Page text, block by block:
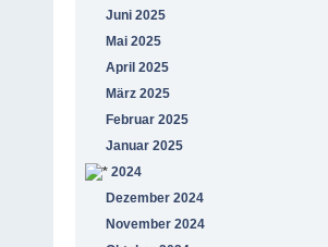
Juni 2025
Mai 2025
April 2025
März 2025
Februar 2025
Januar 2025
2024
Dezember 2024
November 2024